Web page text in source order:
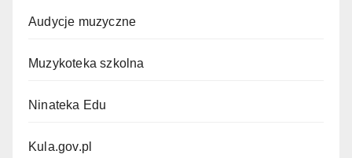
Audycje muzyczne
Muzykoteka szkolna
Ninateka Edu
Kula.gov.pl